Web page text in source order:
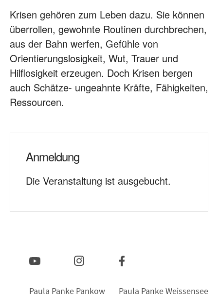
Krisen gehören zum Leben dazu. Sie können
überrollen, gewohnte Routinen durchbrechen,
aus der Bahn werfen, Gefühle von
Orientierungslosigkeit, Wut, Trauer und
Hilflosigkeit erzeugen. Doch Krisen bergen
auch Schätze- ungeahnte Kräfte, Fähigkeiten,
Ressourcen.
Anmeldung
Die Veranstaltung ist ausgebucht.
Paula Panke Pankow Paula Panke Weissensee